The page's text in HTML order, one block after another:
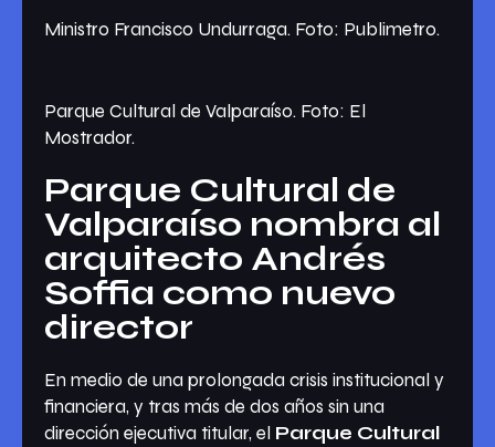
Ministro Francisco Undurraga. Foto: Publimetro.
Parque Cultural de Valparaíso. Foto: El
Mostrador.
Parque Cultural de
Valparaíso nombra al
arquitecto Andrés
Soffia como nuevo
director
En medio de una prolongada crisis institucional y
financiera, y tras más de dos años sin una
dirección ejecutiva titular, el Parque Cultural